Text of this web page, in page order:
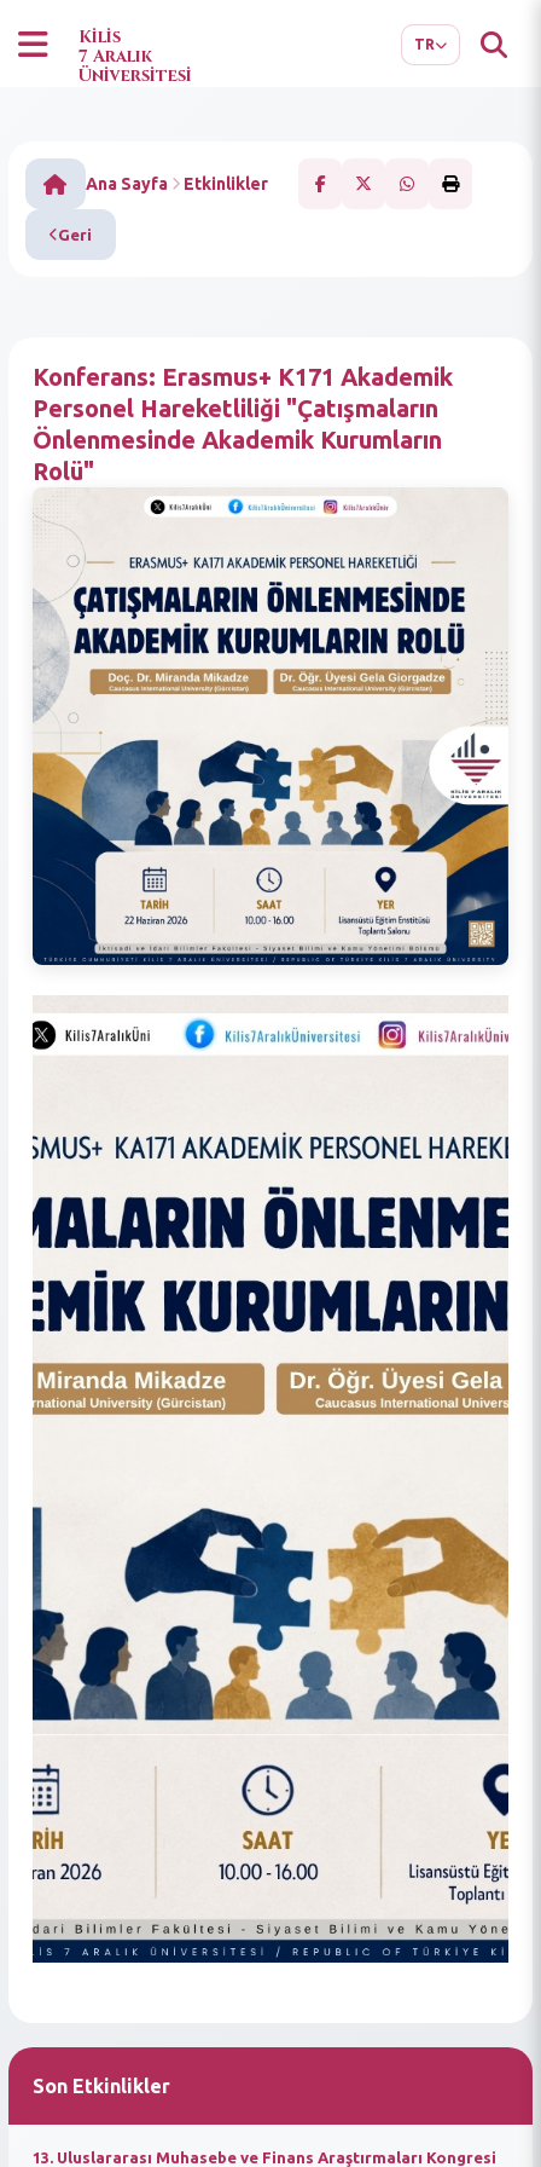
Kilis
7 Aralık
Üniversitesi
TR
Ana Sayfa Etkinlikler
Geri
Son Etkinlikler
13. Uluslararası Muhasebe ve Finans Araştırmaları Kongresi
Konferans: Erasmus+ K171 Akademik
Personel Hareketliliği "Çatışmaların
Önlenmesinde Akademik Kurumların
Rolü"